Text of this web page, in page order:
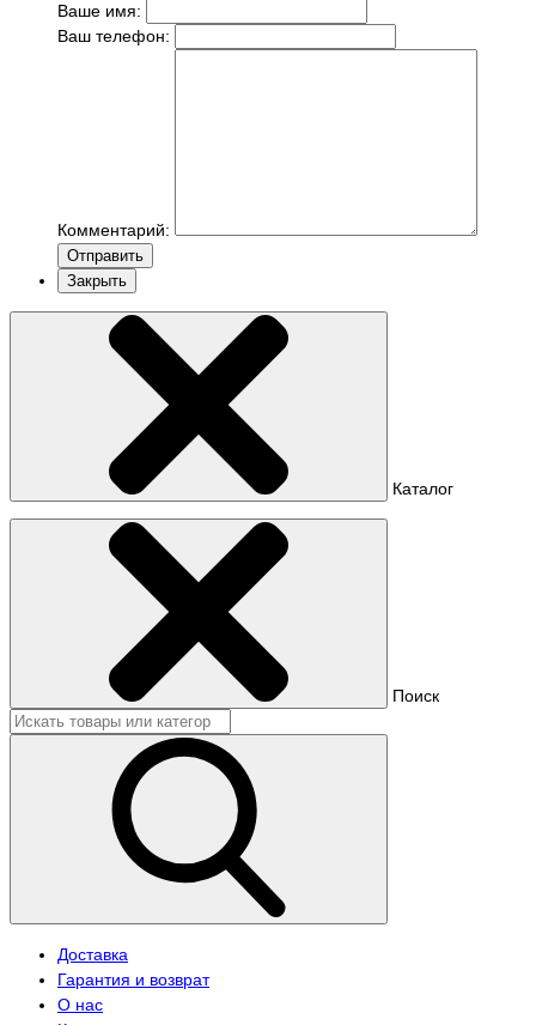
Ваше имя:
Ваш телефон:
Комментарий:
Отправить
Закрыть
Каталог
Поиск
Доставка
Гарантия и возврат
О нас